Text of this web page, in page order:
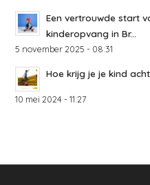
Een vertrouwde start
kinderopvang in Br...
5 november 2025 - 08:31
Hoe krijg je je kind
10 mei 2024 - 11:27